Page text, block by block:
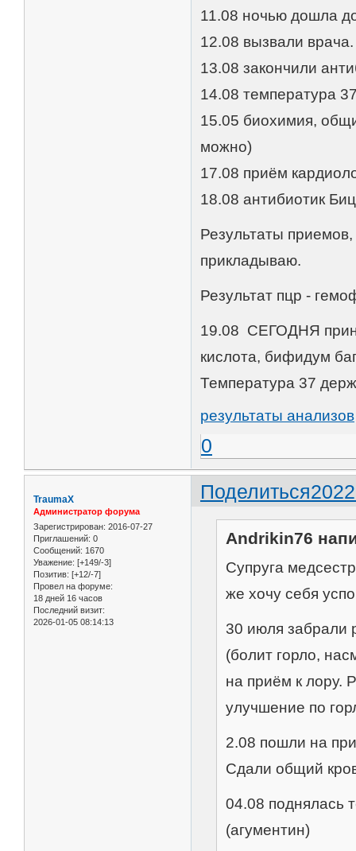
11.08 ночью дошла
12.08 вызвали врача.
13.08 закончили
14.08 температура
15.05 биохимия,
можно)
17.08 приём
18.08 антибиотик
Результаты
прикладываю.
Результат пцр -
19.08 СЕГОДНЯ
кислота, бифидум
Температура 37
результаты анализов
0
Поделиться
TraumaX
Администратор форума
Зарегистрирован: 2016-07-27
Приглашений: 0
Сообщений: 1670
Уважение: [+149/-3]
Позитив: [+12/-7]
Провел на форуме:
18 дней 16 часов
Последний визит:
2026-01-05 08:14:13
Andrikin76
Супруга
же хочу себя
30 июля забрали
(болит горло,
на приём к лору.
улучшение по
2.08 пошли на
Сдали общий
04.08 поднялась
(агументин)